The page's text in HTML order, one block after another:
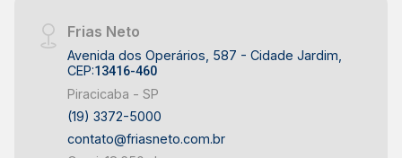
Frias Neto
Avenida dos Operários, 587 - Cidade Jardim,
CEP:13416-460
Piracicaba - SP
(19) 3372-5000
contato@friasneto.com.br